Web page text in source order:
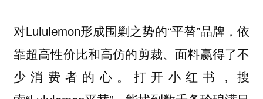
对Lululemon形成围剿之势的“平替”品牌，依
靠超高性价比和高仿的剪裁、面料赢得了不
少消费者的心。打开小红书，搜